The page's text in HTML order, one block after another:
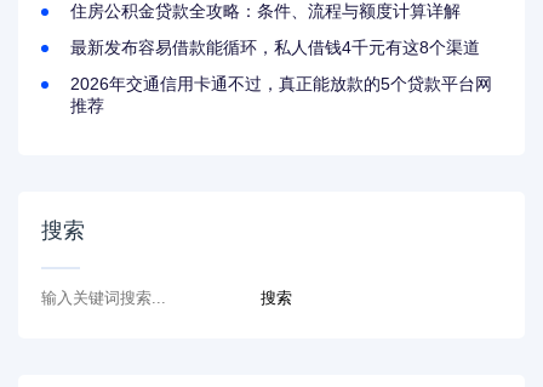
住房公积金贷款全攻略：条件、流程与额度计算详解
最新发布容易借款能循环，私人借钱4千元有这8个渠道
2026年交通信用卡通不过，真正能放款的5个贷款平台网
推荐
搜索